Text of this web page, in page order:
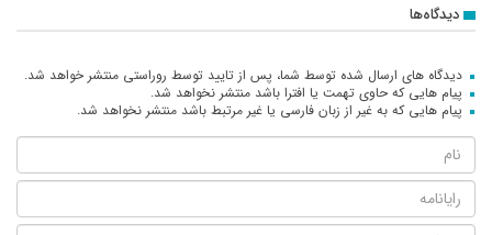
دیدگاه‌ها
دیدگاه های ارسال شده توسط شما، پس از تایید توسط روراستی منتشر خواهد شد.
پیام هایی که حاوی تهمت یا افترا باشد منتشر نخواهد شد.
پیام هایی که به غیر از زبان فارسی یا غیر مرتبط باشد منتشر نخواهد شد.